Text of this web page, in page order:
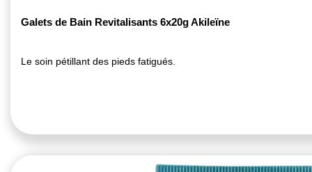
Galets de Bain Revitalisants 6x20g Akileïne
Le soin pétillant des pieds fatigués.